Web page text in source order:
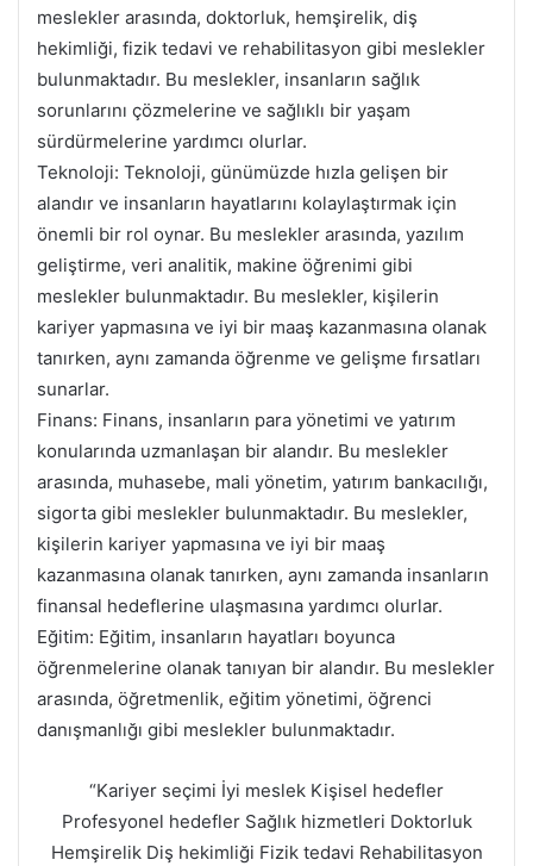
meslekler arasında, doktorluk, hemşirelik, diş
hekimliği, fizik tedavi ve rehabilitasyon gibi meslekler
bulunmaktadır. Bu meslekler, insanların sağlık
sorunlarını çözmelerine ve sağlıklı bir yaşam
sürdürmelerine yardımcı olurlar.
Teknoloji: Teknoloji, günümüzde hızla gelişen bir
alandır ve insanların hayatlarını kolaylaştırmak için
önemli bir rol oynar. Bu meslekler arasında, yazılım
geliştirme, veri analitik, makine öğrenimi gibi
meslekler bulunmaktadır. Bu meslekler, kişilerin
kariyer yapmasına ve iyi bir maaş kazanmasına olanak
tanırken, aynı zamanda öğrenme ve gelişme fırsatları
sunarlar.
Finans: Finans, insanların para yönetimi ve yatırım
konularında uzmanlaşan bir alandır. Bu meslekler
arasında, muhasebe, mali yönetim, yatırım bankacılığı,
sigorta gibi meslekler bulunmaktadır. Bu meslekler,
kişilerin kariyer yapmasına ve iyi bir maaş
kazanmasına olanak tanırken, aynı zamanda insanların
finansal hedeflerine ulaşmasına yardımcı olurlar.
Eğitim: Eğitim, insanların hayatları boyunca
öğrenmelerine olanak tanıyan bir alandır. Bu meslekler
arasında, öğretmenlik, eğitim yönetimi, öğrenci
danışmanlığı gibi meslekler bulunmaktadır.
“Kariyer seçimi İyi meslek Kişisel hedefler
Profesyonel hedefler Sağlık hizmetleri Doktorluk
Hemşirelik Diş hekimliği Fizik tedavi Rehabilitasyon